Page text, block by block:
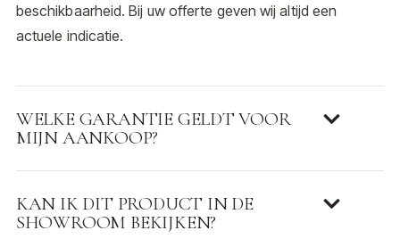
beschikbaarheid. Bij uw offerte geven wij altijd een
actuele indicatie.
WELKE GARANTIE GELDT VOOR
MIJN AANKOOP?
KAN IK DIT PRODUCT IN DE
SHOWROOM BEKIJKEN?